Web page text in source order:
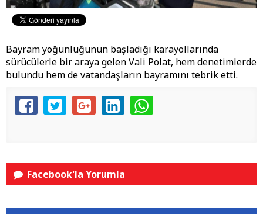
​Bayram yoğunluğunun başladığı karayollarında
sürücülerle bir araya gelen Vali Polat, hem denetimlerde
bulundu hem de vatandaşların bayramını tebrik etti.
Facebook'la Yorumla